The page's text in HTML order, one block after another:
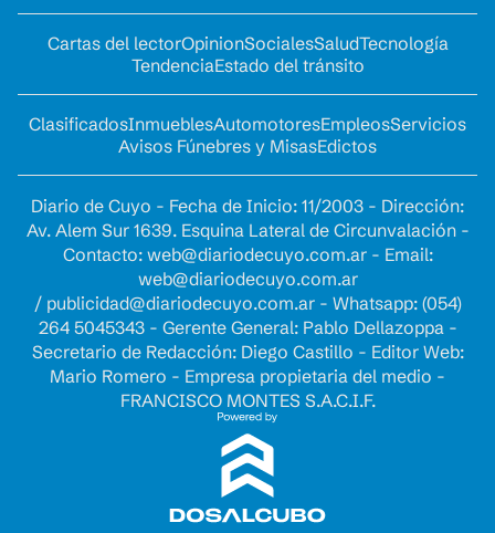
Cartas del lectorOpinionSocialesSaludTecnología
TendenciaEstado del tránsito
ClasificadosInmueblesAutomotoresEmpleosServicios
Avisos Fúnebres y MisasEdictos
Diario de Cuyo - Fecha de Inicio: 11/2003 - Dirección:
Av. Alem Sur 1639. Esquina Lateral de Circunvalación -
Contacto: web@diariodecuyo.com.ar- Email:
web@diariodecuyo.com.ar
/ publicidad@diariodecuyo.com.ar- Whatsapp: (054)
264 5045343 - Gerente General: Pablo Dellazoppa -
Secretario de Redacción: Diego Castillo - Editor Web:
Mario Romero - Empresa propietaria del medio -
FRANCISCO MONTES S.A.C.I.F.